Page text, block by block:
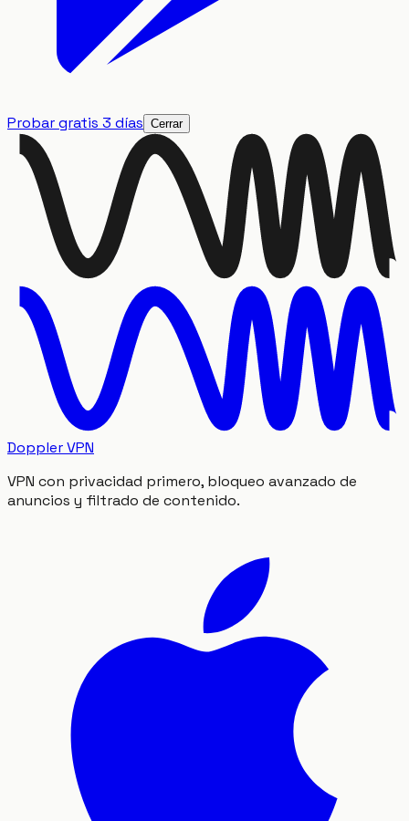
Probar gratis 3 días Cerrar
Doppler VPN
VPN con privacidad primero, bloqueo avanzado de
anuncios y filtrado de contenido.